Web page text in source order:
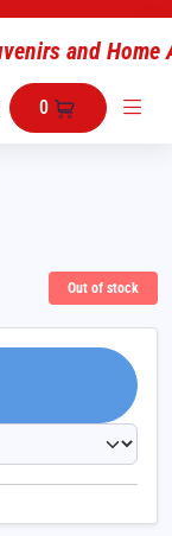
0
Out of stock